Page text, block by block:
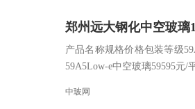
郑州远大钢化中空玻璃
产品名称规格价格包装等级
59A5Low-e中空玻璃59595元/
中玻网